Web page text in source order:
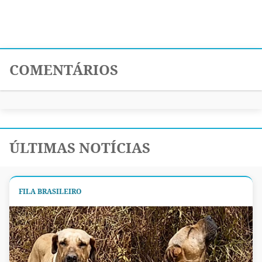
COMENTÁRIOS
ÚLTIMAS NOTÍCIAS
FILA BRASILEIRO